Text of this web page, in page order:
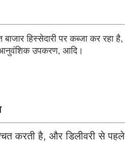
हिस्सेदारी पर कब्जा कर रहा है,
आनुवंशिक उपकरण, आदि।
करती है, और डिलीवरी से पहले